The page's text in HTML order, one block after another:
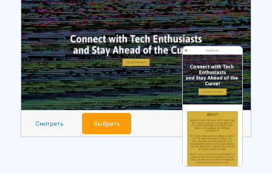
Смотреть Выбрать